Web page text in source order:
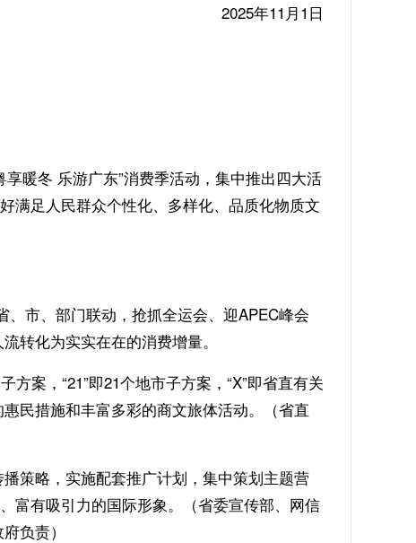
2025年11月1日
暖冬 乐游广东”消费季活动，集中推出四大活
满足人民群众个性化、多样化、品质化物质文
、市、部门联动，抢抓全运会、迎APEC峰会
转化为实实在在的消费增量。
方案，“21”即21个地市子方案，“X”即省直有关
民措施和丰富多彩的商文旅体活动。（省直
策略，实施配套推广计划，集中策划主题营
富有吸引力的国际形象。（省委宣传部、网信
负责）